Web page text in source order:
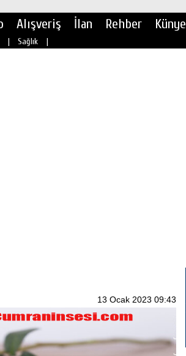
Alışveriş İlan Rehber Künye
| Sağlık |
13 Ocak 2023 09:43